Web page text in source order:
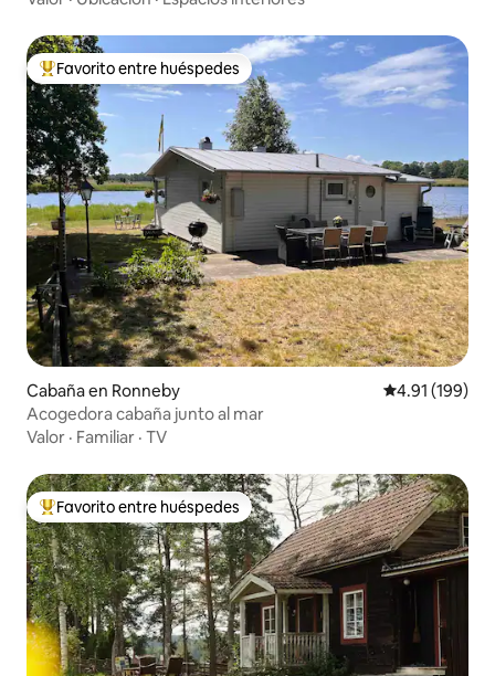
De los mejores en Favorito entre huéspedes
Favorito entre huéspedes
Cabaña en Ronneby Calificación
4.91 (199)
Acogedora cabaña junto al mar
Valor · Familiar · TV
De los mejores en Favorito entre huéspedes
Favorito entre huéspedes